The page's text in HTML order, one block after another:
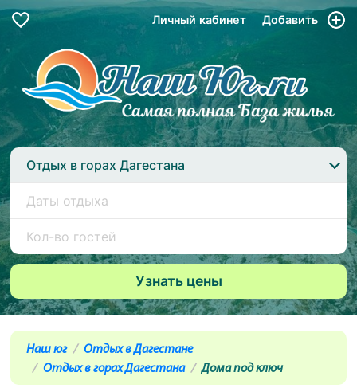
Личный кабинет Добавить
Отдых в горах Дагестана
Наш юг
Отдых в Дагестане
Отдых в горах Дагестана
Дома под ключ